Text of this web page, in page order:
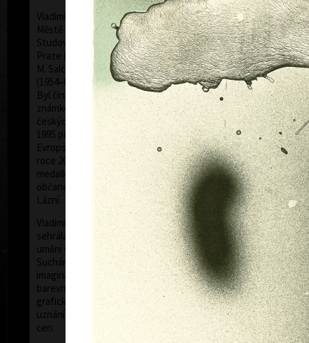
Vladimír Suchánek se narodil 12. února 1933 v Novém
Městě nad Metují, zemřel 25. ledna 2021 v Praze.
Studoval na Pedagogické fakultě Karlovy univerzity v
Praze (1952–54) u profesorů C. Boudy, K. Lidického a
M. Salcmana a na Akademii výtvarných umění v Praze
(1954–60) v grafické speciálce prof. V. Silovského.
Byl činný v oboru grafiky, malby, knižní ilustrace,
známkové tvorby a exlibris. Byl členem Sdružení
českých umělců grafiků HOLLAR, jehož byl od roku
1995 předsedou. V roce 1997 byl jmenován členem
Evropské akademie věd a umění se sídlem ve Vídni. V
roce 2006 mu bylo uděleno státní vyznamenání –
medaile Za zásluhy v oblasti umění. Je čestným
občanem Nového Města nad Metují a Mariánských
Lázní.
Vladimír Suchánek byl příslušníkem generace, která
sehrála důležitou pozitivní roli ve vývoji českého
umění v druhé polovině dvacátého století.
Suchánkovy grafické listy prozrazují, vedle bohaté
imaginace a osobité poezie, mistrovské ovládání
barevné litografie, která byla jeho nejužívanější
grafickou technikou a ve které dosáhl mezinárodního
uznání – za svou tvorbu získal celkem 29 významných
cen.